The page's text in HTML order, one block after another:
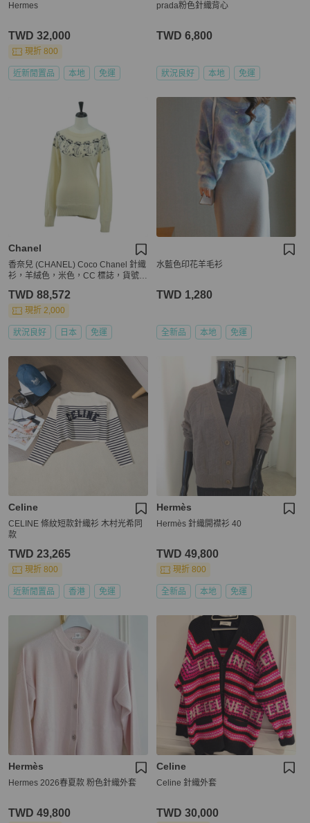
Hermes
TWD 32,000
現折 800
近新閒置品 本地 免運
prada粉色針織背心
TWD 6,800
狀況良好 本地 免運
Chanel
香奈兒 (CHANEL) Coco Chanel 針織
衫，羊絨色，米色，CC 標誌，貨號 1
TWD 88,572
現折 2,000
狀況良好 日本 免運
水藍色印花羊毛衫
TWD 1,280
全新品 本地 免運
Celine
CELINE 條紋短款針織衫 木村光希同
款
TWD 23,265
現折 800
近新閒置品 香港 免運
Hermès
Hermès 針織開襟衫 40
TWD 49,800
現折 800
全新品 本地 免運
Hermès
Hermes 2026春夏款 粉色針織外套
TWD 49,800
Celine
Celine 針織外套
TWD 30,000